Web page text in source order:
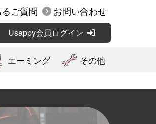
ご質問 お問い合わせ
Usappy会員ログイン
エーミング その他